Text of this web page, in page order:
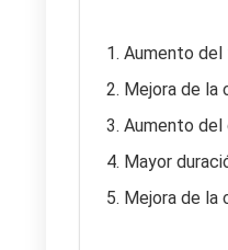
Aumento del
Mejora de la
Aumento del
Mayor
Mejora de la